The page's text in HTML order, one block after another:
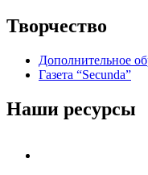
Творчество
Дополнительное
Газета “Secunda”
Наши ресурсы